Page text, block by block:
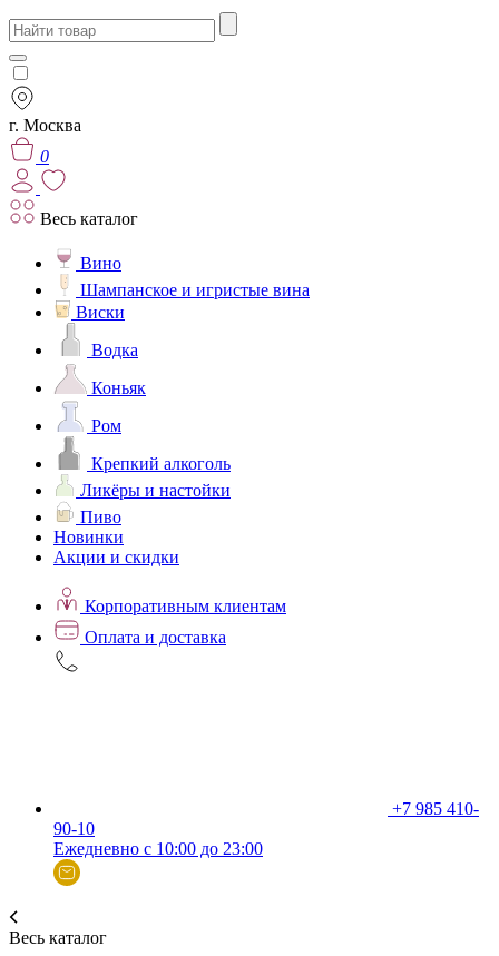
г. Москва
0
Весь каталог
Вино
Шампанское и игристые вина
Виски
Водка
Коньяк
Ром
Крепкий алкоголь
Ликёры и настойки
Пиво
Новинки
Акции и скидки
Корпоративным клиентам
Оплата и доставка
+7 985 410-
90-10
Ежедневно с 10:00 до 23:00
Весь каталог